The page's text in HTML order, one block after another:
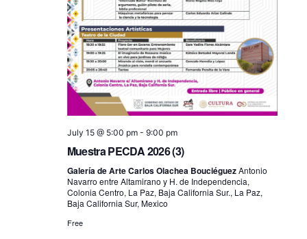
July 15 @ 5:00 pm- 9:00 pm
Muestra PECDA 2026 (3)
Galería de Arte Carlos Olachea BouciéguezAntonio
Navarro entre Altamirano y H. de Independencia,
Colonia Centro, La Paz, Baja California Sur., La Paz,
Baja California Sur, Mexico
Free